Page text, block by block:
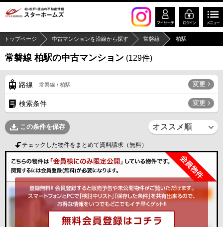
トップページ 中古マンションを沿線から探す 常磐線 柏駅
常磐線 柏駅の中古マンション (129件)
路線 常磐線 / 柏駅 変更
検索条件 変更
この条件を保存
チェックした物件をまとめて資料請求（無料）